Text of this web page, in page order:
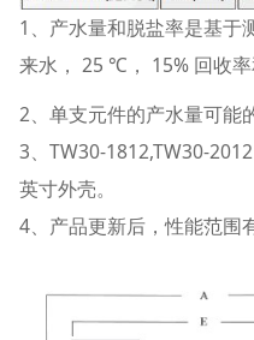
1、产水量和脱盐率是基于
来水， 25 ℃， 15% 回收率
2、单支元件的产水量可能
3、TW30-1812,TW30-
英寸外壳。
4、产品更新后，性能范围